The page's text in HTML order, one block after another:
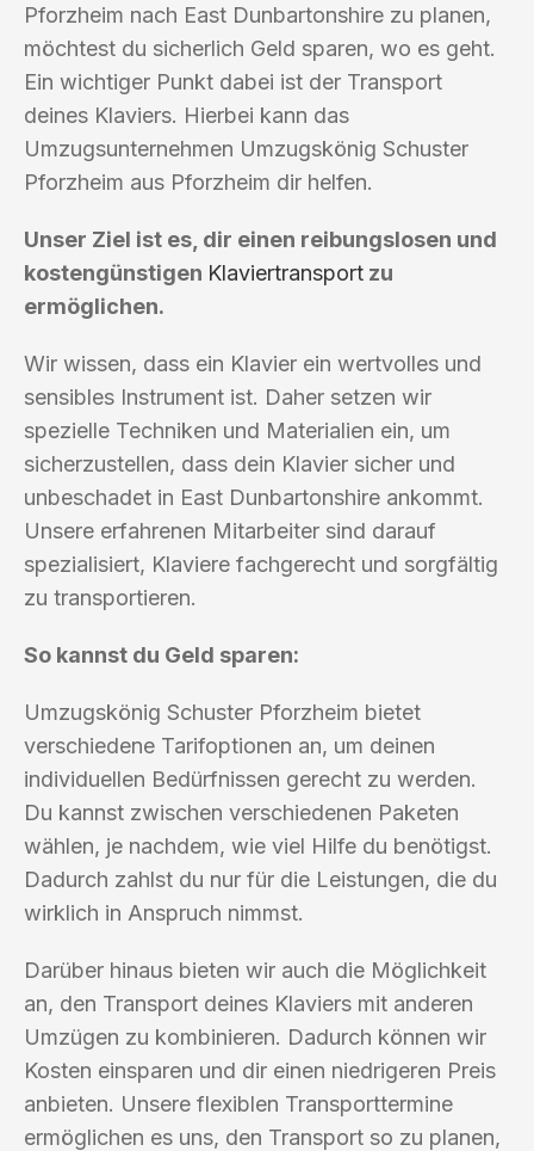
Pforzheim nach East Dunbartonshire zu planen,
möchtest du sicherlich Geld sparen, wo es geht.
Ein wichtiger Punkt dabei ist der Transport
deines Klaviers. Hierbei kann das
Umzugsunternehmen Umzugskönig Schuster
Pforzheim aus Pforzheim dir helfen.
Unser Ziel ist es, dir einen reibungslosen und
kostengünstigen Klaviertransport zu
ermöglichen.
Wir wissen, dass ein Klavier ein wertvolles und
sensibles Instrument ist. Daher setzen wir
spezielle Techniken und Materialien ein, um
sicherzustellen, dass dein Klavier sicher und
unbeschadet in East Dunbartonshire ankommt.
Unsere erfahrenen Mitarbeiter sind darauf
spezialisiert, Klaviere fachgerecht und sorgfältig
zu transportieren.
So kannst du Geld sparen:
Umzugskönig Schuster Pforzheim bietet
verschiedene Tarifoptionen an, um deinen
individuellen Bedürfnissen gerecht zu werden.
Du kannst zwischen verschiedenen Paketen
wählen, je nachdem, wie viel Hilfe du benötigst.
Dadurch zahlst du nur für die Leistungen, die du
wirklich in Anspruch nimmst.
Darüber hinaus bieten wir auch die Möglichkeit
an, den Transport deines Klaviers mit anderen
Umzügen zu kombinieren. Dadurch können wir
Kosten einsparen und dir einen niedrigeren Preis
anbieten. Unsere flexiblen Transporttermine
ermöglichen es uns, den Transport so zu planen,